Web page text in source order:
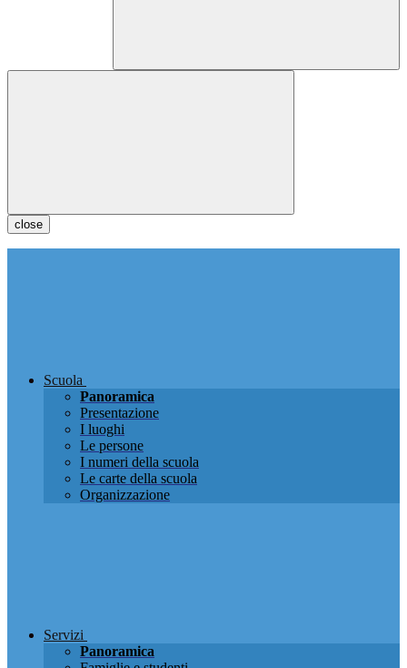
close
Scuola
Panoramica
Presentazione
I luoghi
Le persone
I numeri della scuola
Le carte della scuola
Organizzazione
Servizi
Panoramica